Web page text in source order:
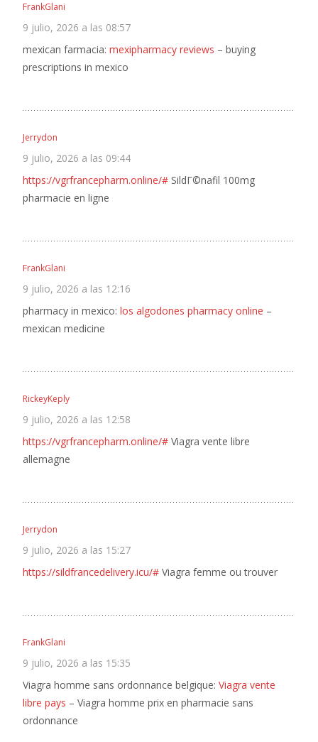
FrankGlani
9 julio, 2026 a las 08:57
mexican farmacia: mexipharmacy reviews – buying
prescriptions in mexico
Jerrydon
9 julio, 2026 a las 09:44
https://vgrfrancepharm.online/# SildГ©nafil 100mg
pharmacie en ligne
FrankGlani
9 julio, 2026 a las 12:16
pharmacy in mexico: los algodones pharmacy online –
mexican medicine
RickeyKeply
9 julio, 2026 a las 12:58
https://vgrfrancepharm.online/# Viagra vente libre
allemagne
Jerrydon
9 julio, 2026 a las 15:27
https://sildfrancedelivery.icu/# Viagra femme ou trouver
FrankGlani
9 julio, 2026 a las 15:35
Viagra homme sans ordonnance belgique: Viagra vente
libre pays – Viagra homme prix en pharmacie sans
ordonnance